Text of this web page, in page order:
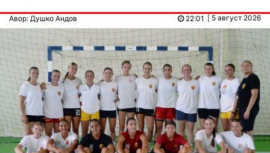
Авор: Душко Андов | 5 август 2026
22:01